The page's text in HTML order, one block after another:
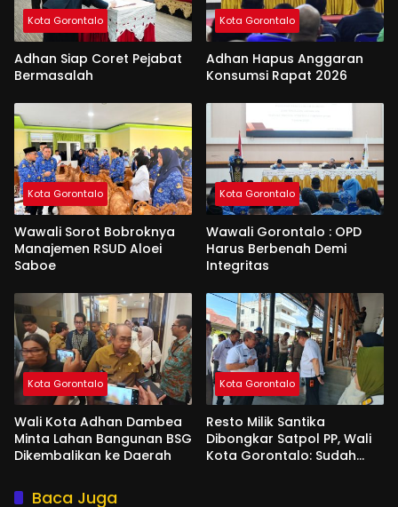
Kota Gorontalo
Adhan Siap Coret Pejabat
Bermasalah
Kota Gorontalo
Adhan Hapus Anggaran
Konsumsi Rapat 2026
Kota Gorontalo
Wawali Sorot Bobroknya
Manajemen RSUD Aloei
Saboe
Kota Gorontalo
Wawali Gorontalo : OPD
Harus Berbenah Demi
Integritas
Kota Gorontalo
Wali Kota Adhan Dambea
Minta Lahan Bangunan BSG
Dikembalikan ke Daerah
Kota Gorontalo
Resto Milik Santika
Dibongkar Satpol PP, Wali
Kota Gorontalo: Sudah
Baca Juga